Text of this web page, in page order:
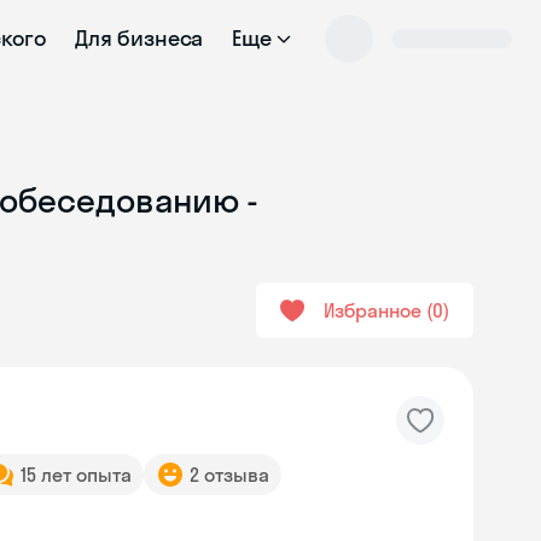
Для бизнеса Еще
-
Избранное 0
15 лет опыта 2 отзыва